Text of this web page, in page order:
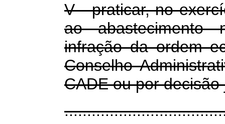
V - praticar, no
ao abastecimento
infração da ordem
Conselho
CADE ou por decisão